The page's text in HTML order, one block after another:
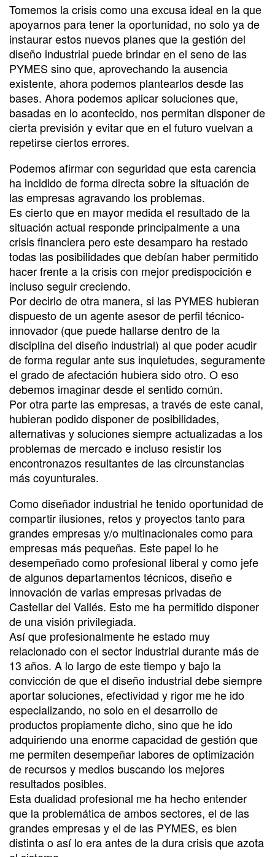
Tomemos la crisis como una excusa ideal en la que
apoyarnos para tener la oportunidad, no solo ya de
instaurar estos nuevos planes que la gestión del
diseño industrial puede brindar en el seno de las
PYMES sino que, aprovechando la ausencia
existente, ahora podemos plantearlos desde las
bases. Ahora podemos aplicar soluciones que,
basadas en lo acontecido, nos permitan disponer de
cierta previsión y evitar que en el futuro vuelvan a
repetirse ciertos errores.
Podemos afirmar con seguridad que esta carencia
ha incidido de forma directa sobre la situación de
las empresas agravando los problemas.
Es cierto que en mayor medida el resultado de la
situación actual responde principalmente a una
crisis financiera pero este desamparo ha restado
todas las posibilidades que debían haber permitido
hacer frente a la crisis con mejor predispocición e
incluso seguir creciendo.
Por decirlo de otra manera, si las PYMES hubieran
dispuesto de un agente asesor de perfil técnico-
innovador (que puede hallarse dentro de la
disciplina del diseño industrial) al que poder acudir
de forma regular ante sus inquietudes, seguramente
el grado de afectación hubiera sido otro. O eso
debemos imaginar desde el sentido común.
Por otra parte las empresas, a través de este canal,
hubieran podido disponer de posibilidades,
alternativas y soluciones siempre actualizadas a los
problemas de mercado e incluso resistir los
encontronazos resultantes de las circunstancias
más coyunturales.
Como diseñador industrial he tenido oportunidad de
compartir ilusiones, retos y proyectos tanto para
grandes empresas y/o multinacionales como para
empresas más pequeñas. Este papel lo he
desempeñado como profesional liberal y como jefe
de algunos departamentos técnicos, diseño e
innovación de varias empresas privadas de
Castellar del Vallés. Esto me ha permitido disponer
de una visión privilegiada.
Así que profesionalmente he estado muy
relacionado con el sector industrial durante más de
13 años. A lo largo de este tiempo y bajo la
convicción de que el diseño industrial debe siempre
aportar soluciones, efectividad y rigor me he ido
especializando, no solo en el desarrollo de
productos propiamente dicho, sino que he ido
adquiriendo una enorme capacidad de gestión que
me permiten desempeñar labores de optimización
de recursos y medios buscando los mejores
resultados posibles.
Esta dualidad profesional me ha hecho entender
que la problemática de ambos sectores, el de las
grandes empresas y el de las PYMES, es bien
distinta o así lo era antes de la dura crisis que azota